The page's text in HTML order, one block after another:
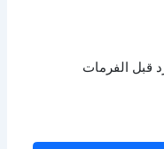
قبل الفرمات